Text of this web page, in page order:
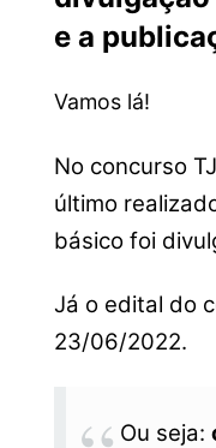
e a
Vamos lá!
No concurso
último
básico foi
Já o edital do
23/06/2022.
Ou seja: